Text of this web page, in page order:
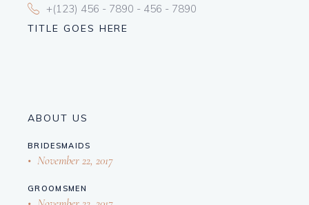
+(123) 456 - 7890 - 456 - 7890
TITLE GOES HERE
ABOUT US
BRIDESMAIDS
November 22, 2017
GROOMSMEN